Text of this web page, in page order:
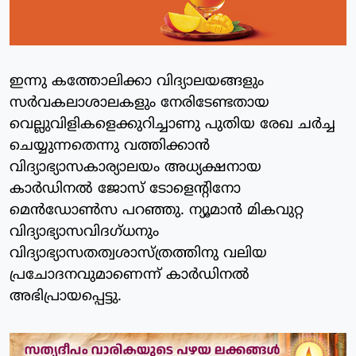
ഇന്നു കത്തോലിക്കാ വിദ്യാലയങ്ങളും
സര്‍വകലാശാലകളും നേരിടേണ്ടതായ
വെല്ലുവിളികളെക്കുറിച്ചാണു പുതിയ രേഖ ചര്‍ച്ച
ചെയ്യുന്നതെന്നു വത്തിക്കാന്‍
വിദ്യാഭ്യാസകാര്യാലയം അധ്യക്ഷനായ
കാര്‍ഡിനല്‍ ജോസ് ടോളെന്റിനോ
മെന്‍ഡോണ്‍സ പറഞ്ഞു. ന്യൂമാന്‍ മികവുറ്റ
വിദ്യാഭ്യാസവിദഗ്ധനും
വിദ്യാഭ്യാസതത്വശാസ്ത്രത്തിനു വലിയ
പ്രചോദനവുമാണെന്ന് കാര്‍ഡിനല്‍
അഭിപ്രായപ്പെട്ടു.